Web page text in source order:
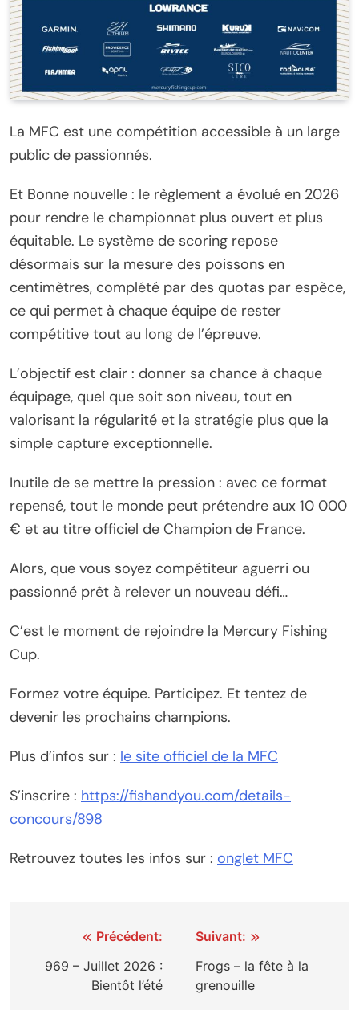
La MFC est une compétition accessible à un large
public de passionnés.
Et Bonne nouvelle : le règlement a évolué en 2026
pour rendre le championnat plus ouvert et plus
équitable. Le système de scoring repose
désormais sur la mesure des poissons en
centimètres, complété par des quotas par espèce,
ce qui permet à chaque équipe de rester
compétitive tout au long de l’épreuve.
L’objectif est clair : donner sa chance à chaque
équipage, quel que soit son niveau, tout en
valorisant la régularité et la stratégie plus que la
simple capture exceptionnelle.
Inutile de se mettre la pression : avec ce format
repensé, tout le monde peut prétendre aux 10 000
€ et au titre officiel de Champion de France.
Alors, que vous soyez compétiteur aguerri ou
passionné prêt à relever un nouveau défi…
C’est le moment de rejoindre la Mercury Fishing
Cup.
Formez votre équipe. Participez. Et tentez de
devenir les prochains champions.
Plus d’infos sur : le site officiel de la MFC
S’inscrire : https://fishandyou.com/details-
concours/898
Retrouvez toutes les infos sur : onglet MFC
Navigation
de
l’article
Précédent:
969 – Juillet 2026 :
Bientôt l’été
Suivant:
Frogs – la fête à la
grenouille